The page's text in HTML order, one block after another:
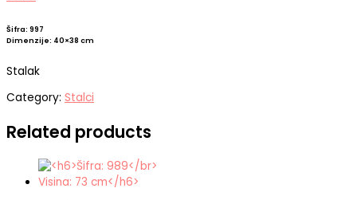
Šifra: 997
Dimenzije: 40×38 cm
Stalak
Category: Stalci
Related products